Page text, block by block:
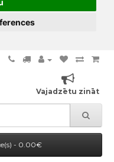
Vajadzētu zināt
- 0.00€